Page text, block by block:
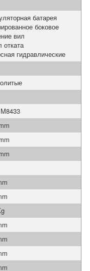
батарея
боковое
вил
отката
гидравлические